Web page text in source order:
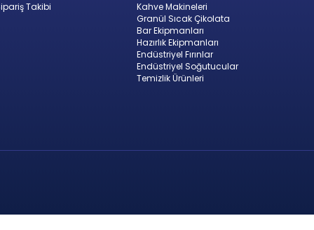
Takibi
Kahve Makineleri
Granül Sıcak Çikolata
Bar Ekipmanları
Hazırlık Ekipmanları
Endüstriyel Fırınlar
Endüstriyel Soğutucular
Temizlik Ürünleri